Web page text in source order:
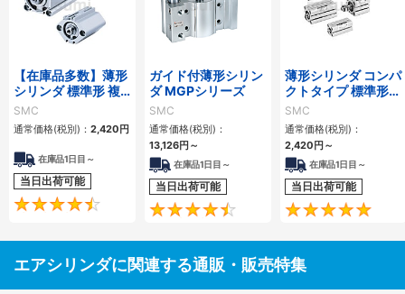
【在庫品多数】薄形
シリンダ 標準形 複
動・片ロッド CQ2
シリーズ
SMC
通常価格(税別)： 2,420 円
在庫品1日目～
当日出荷可能
4.5
ガイド付薄形シリン
ダ MGPシリーズ
SMC
通常価格(税別)：
13,126円 ～
在庫品1日目～
当日出荷可能
4.6
薄形シリンダ コンパ
クトタイプ 標準形
複動 片ロッド CQS
シリーズ
SMC
通常価格(税別)：
2,420 円 ～
在庫品1日目～
当日出荷可能
エアシリンダに関連する通販・販売特集